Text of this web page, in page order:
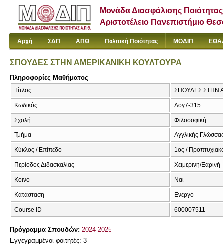
Μονάδα Διασφάλισης Ποιότητας
Αριστοτέλειο Πανεπιστήμιο
Αρχή ΣΔΠ ΑΠΘ Πολιτική Ποιότητας ΜΟΔΙΠ
ΣΠΟΥΔΕΣ ΣΤΗΝ ΑΜΕΡΙΚΑΝΙΚΗ ΚΟΥΛΤΟΥΡΑ
Πληροφορίες Μαθήματος
Τίτλος ΣΠΟΥΔΕΣ ΣΤΗΝ
Κωδικός Λογ7-315
Σχολή Φιλοσοφική
Τμήμα Αγγλικής
Κύκλος / Επίπεδο 1ος /
Περίοδος Διδασκαλίας Χειμερινή/Εαρινή
Κοινό Ναι
Κατάσταση Ενεργό
Course ID 600007511
Πρόγραμμα Σπουδών: 2024-2025
Εγγεγραμμένοι φοιτητές: 3